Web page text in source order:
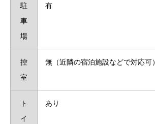
駐
車
場
有
控
室
無（近隣の宿泊施設などで対応可）
ト
イ
あり